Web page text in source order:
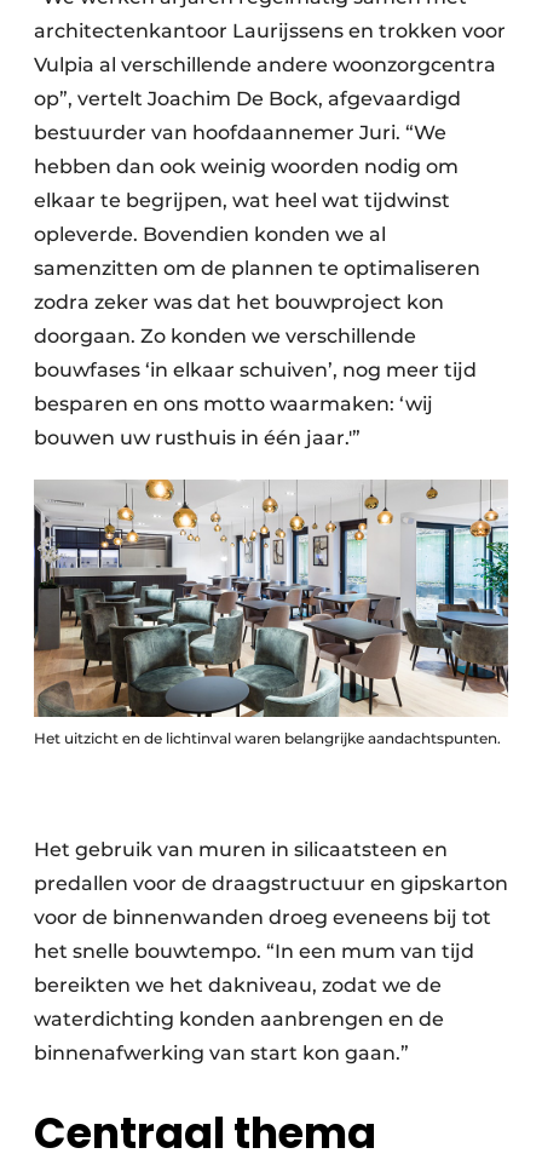
architectenkantoor Laurijssens en trokken voor
Vulpia al verschillende andere woonzorgcentra
op”, vertelt Joachim De Bock, afgevaardigd
bestuurder van hoofdaannemer Juri. “We
hebben dan ook weinig woorden nodig om
elkaar te begrijpen, wat heel wat tijdwinst
opleverde. Bovendien konden we al
samenzitten om de plannen te optimaliseren
zodra zeker was dat het bouwproject kon
doorgaan. Zo konden we verschillende
bouwfases ‘in elkaar schuiven’, nog meer tijd
besparen en ons motto waarmaken: ‘wij
bouwen uw rusthuis in één jaar.'”
Het uitzicht en de lichtinval waren belangrijke aandachtspunten.
Het gebruik van muren in silicaatsteen en
predallen voor de draagstructuur en gipskarton
voor de binnenwanden droeg eveneens bij tot
het snelle bouwtempo. “In een mum van tijd
bereikten we het dakniveau, zodat we de
waterdichting konden aanbrengen en de
binnenafwerking van start kon gaan.”
Centraal thema